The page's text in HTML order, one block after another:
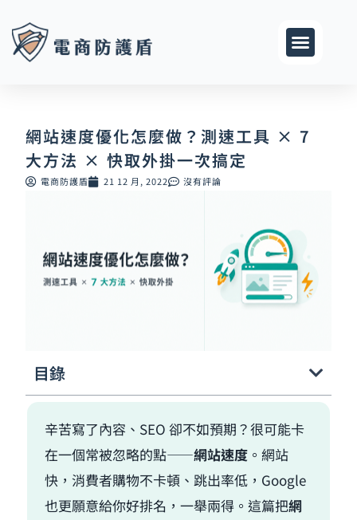
網站速度優化怎麼做？測速工具 × 7
大方法 × 快取外掛一次搞定
電商防護盾 21 12 月, 2022 沒有評論
目錄
辛苦寫了內容、SEO 卻不如預期？很可能卡
在一個常被忽略的點——網站速度 。網站
快，消費者購物不卡頓、跳出率低，Google
也更願意給你好排名，一舉兩得。這篇把網